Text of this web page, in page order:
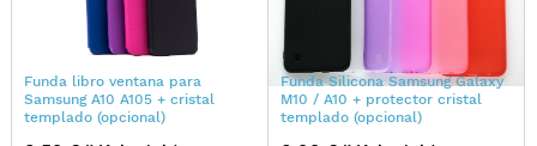
Funda libro ventana para
Samsung A10 A105 + cristal
templado (opcional)
Funda Silicona Samsung Galaxy
M10 / A10 + protector cristal
templado (opcional)